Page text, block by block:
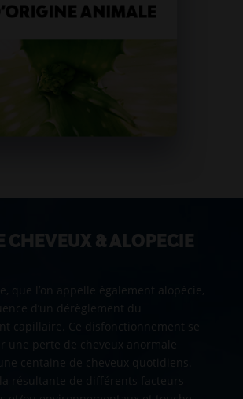
CHEVEUX & ALOPECIE
que l’on appelle également alopécie,
d’un dérèglement du
capillaire. Ce disfonctionnement se
une perte de cheveux anormale
centaine de cheveux quotidiens.
la résultante de différents facteurs